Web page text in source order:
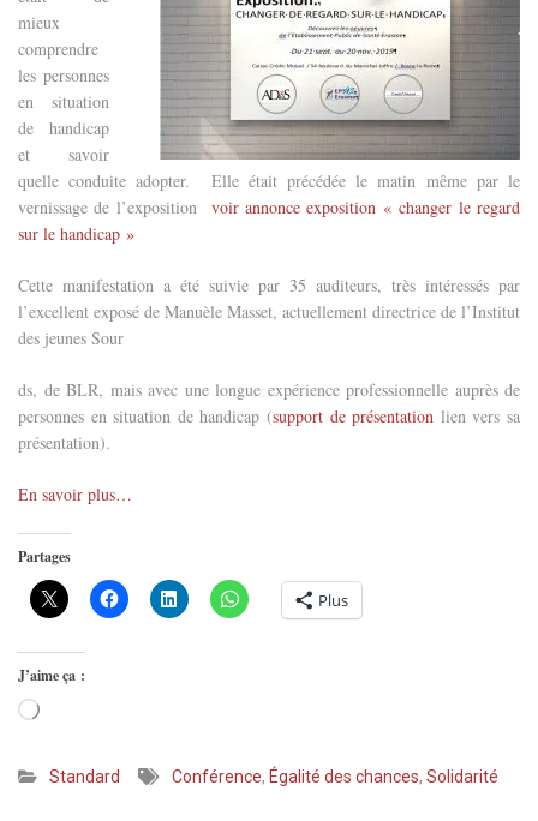
mieux
comprendre
les personnes
en situation
de handicap
et savoir
quelle conduite adopter. Elle était précédée le matin même par le
vernissage de l’exposition voir annonce exposition « changer le regard
sur le handicap »
Cette manifestation a été suivie par 35 auditeurs, très intéressés par
l’excellent exposé de Manuèle Masset, actuellement directrice de l’Institut
des jeunes Sour
ds, de BLR, mais avec une longue expérience professionnelle auprès de
personnes en situation de handicap (support de présentation lien vers sa
présentation).
En savoir plus…
Partages
Plus
J’aime ça :
Chargement…
Standard Conférence, Égalité des chances, Solidarité